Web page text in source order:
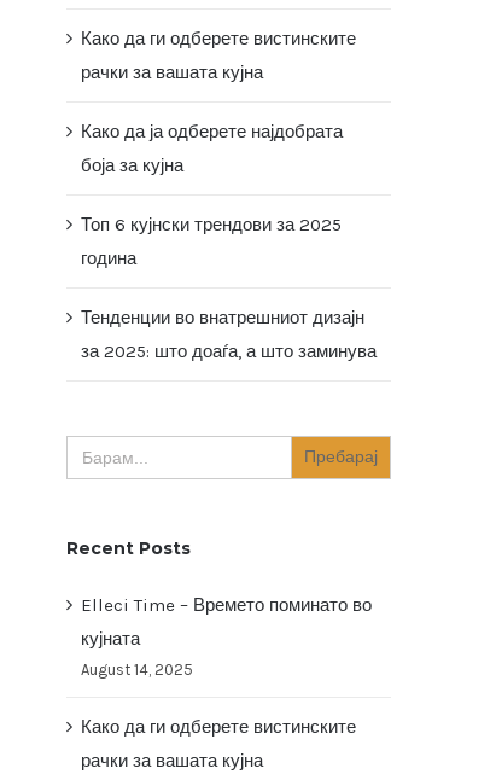
Како да ги одберете вистинските
рачки за вашата кујна
Како да ја одберете најдобрата
боја за кујна
Топ 6 кујнски трендови за 2025
година
Тенденции во внатрешниот дизајн
за 2025: што доаѓа, а што заминува
Search
for:
Recent Posts
Elleci Time – Времето поминато во
кујната
August 14, 2025
Како да ги одберете вистинските
рачки за вашата кујна